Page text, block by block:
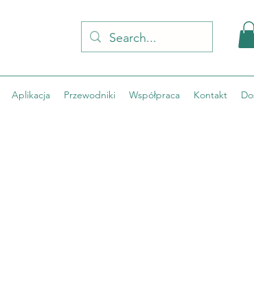
Aplikacja Przewodniki Współpraca Kontakt